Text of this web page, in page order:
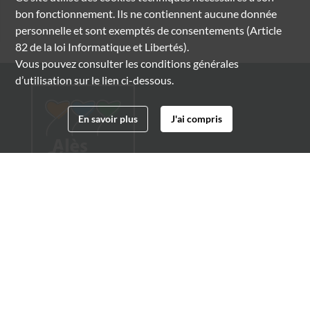
bon fonctionnement. Ils ne contiennent aucune donnée
personnelle et sont exemptés de consentements (Article
82 de la loi Informatique et Libertés).
Vous pouvez consulter les conditions générales
d’utilisation sur le lien ci-dessous.
En savoir plus J'ai compris